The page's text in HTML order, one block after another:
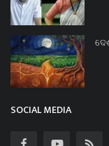
SOCIAL MEDIA